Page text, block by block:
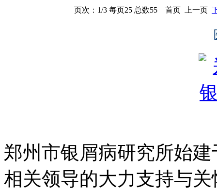
页次：1/3 每页25 总数55 首页 上一页
郑州市银屑病研究所始
相关领导的大力支持与